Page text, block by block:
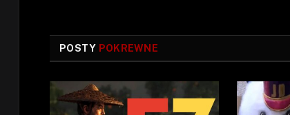
POSTY POKREWNE